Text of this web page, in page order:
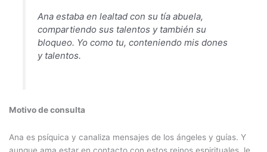
Ana estaba en lealtad con su tía abuela,
compartiendo sus talentos y también su
bloqueo. Yo como tu, conteniendo mis dones
y talentos.
Motivo de consulta
Ana es psíquica y canaliza mensajes de los ángeles y guías. Y
aunque ama estar en contacto con estos reinos espirituales, le